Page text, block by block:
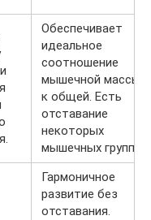
Обеспечивает
идеальное
соотношение
мышечной массы
к общей. Есть
отставание
некоторых
мышечных групп.
Гармоничное
развитие без
отставания.